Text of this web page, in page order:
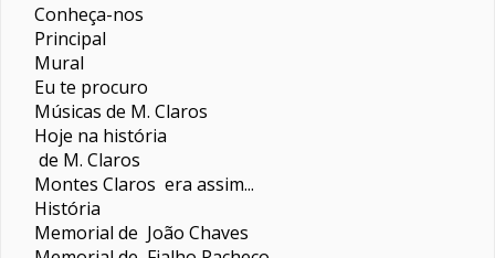
Conheça-nos
Principal
Mural
Eu te procuro
Músicas de M. Claros
Hoje na história
de M. Claros
Montes Claros era assim...
História
Memorial de João Chaves